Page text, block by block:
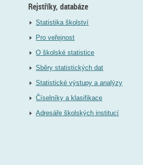
Rejstříky, databáze
Statistika školství
Pro veřejnost
O školské statistice
Sběry statistických dat
Statistické výstupy a analýzy
Číselníky a klasifikace
Adresáře školských institucí